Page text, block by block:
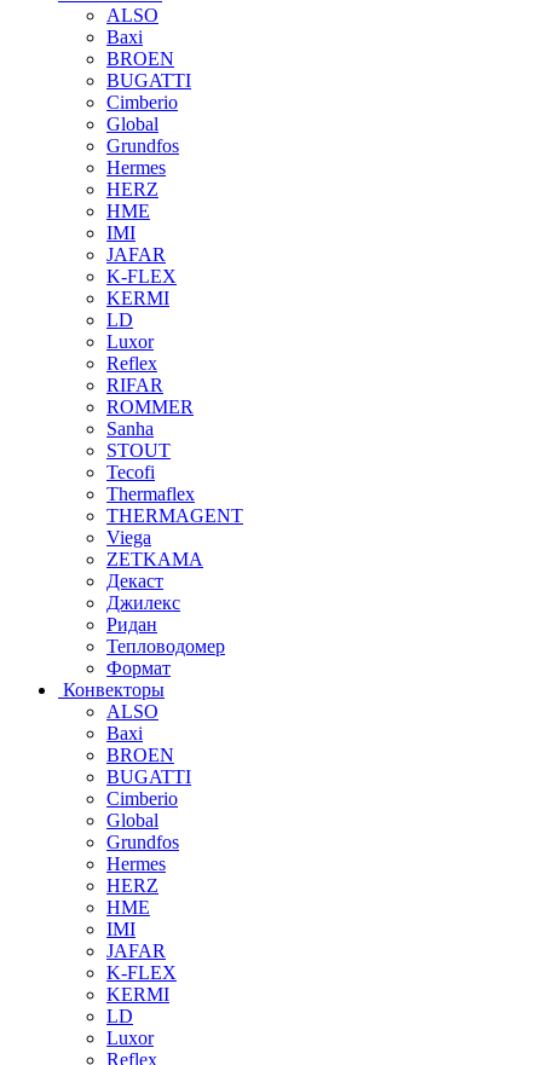
ALSO
Baxi
BROEN
BUGATTI
Cimberio
Global
Grundfos
Hermes
HERZ
HME
IMI
JAFAR
K-FLEX
KERMI
LD
Luxor
Reflex
RIFAR
ROMMER
Sanha
STOUT
Tecofi
Thermaflex
THERMAGENT
Viega
ZETKAMA
Декаст
Джилекс
Ридан
Тепловодомер
Формат
Конвекторы
ALSO
Baxi
BROEN
BUGATTI
Cimberio
Global
Grundfos
Hermes
HERZ
HME
IMI
JAFAR
K-FLEX
KERMI
LD
Luxor
Reflex